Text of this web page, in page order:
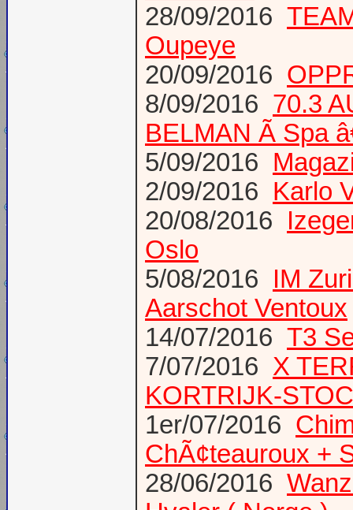
28/09/2016
Oupeye
20/09/2016
8/09/2016 70.3
BELMAN Ã Spa
5/09/2016
2/09/2016 Karlo
20/08/2016
Oslo
5/08/2016 IM
Aarschot Ventoux
14/07/2016 T3
7/07/2016 X
KORTRIJK-
1er/07/2016
ChÃ¢teauroux +
28/06/2016